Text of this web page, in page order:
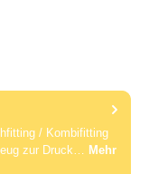
/ Kombifitting
zur Druck… Mehr